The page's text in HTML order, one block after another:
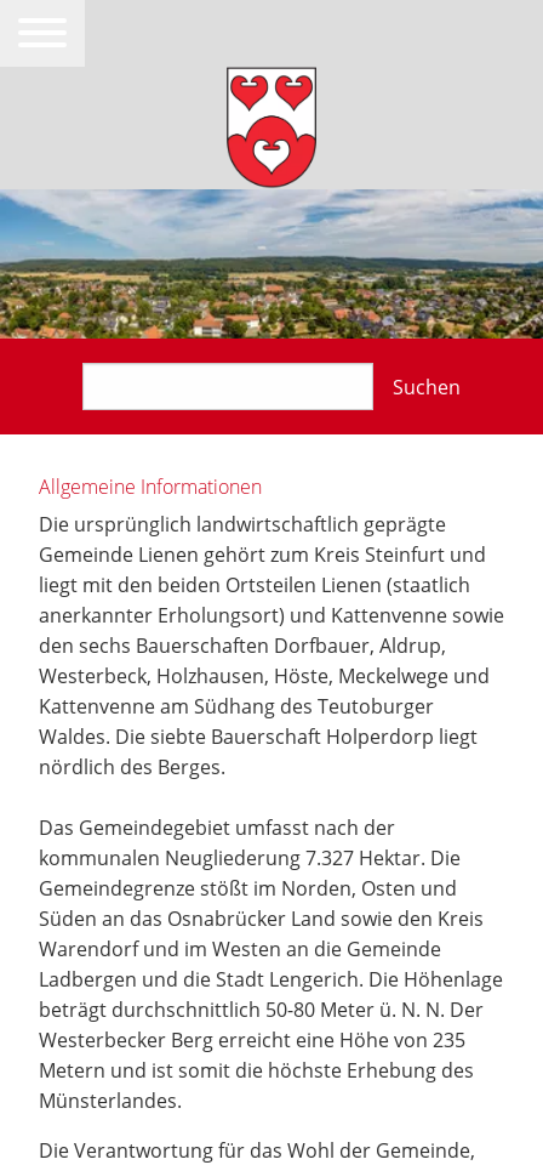
Suchen
Allgemeine Informationen
Die ursprünglich landwirtschaftlich geprägte
Gemeinde Lienen gehört zum Kreis Steinfurt und
liegt mit den beiden Ortsteilen Lienen (staatlich
anerkannter Erholungsort) und Kattenvenne sowie
den sechs Bauerschaften Dorfbauer, Aldrup,
Westerbeck, Holzhausen, Höste, Meckelwege und
Kattenvenne am Südhang des Teutoburger
Waldes. Die siebte Bauerschaft Holperdorp liegt
nördlich des Berges.
Das Gemeindegebiet umfasst nach der
kommunalen Neugliederung 7.327 Hektar. Die
Gemeindegrenze stößt im Norden, Osten und
Süden an das Osnabrücker Land sowie den Kreis
Warendorf und im Westen an die Gemeinde
Ladbergen und die Stadt Lengerich. Die Höhenlage
beträgt durchschnittlich 50-80 Meter ü. N. N. Der
Westerbecker Berg erreicht eine Höhe von 235
Metern und ist somit die höchste Erhebung des
Münsterlandes.
Die Verantwortung für das Wohl der Gemeinde,